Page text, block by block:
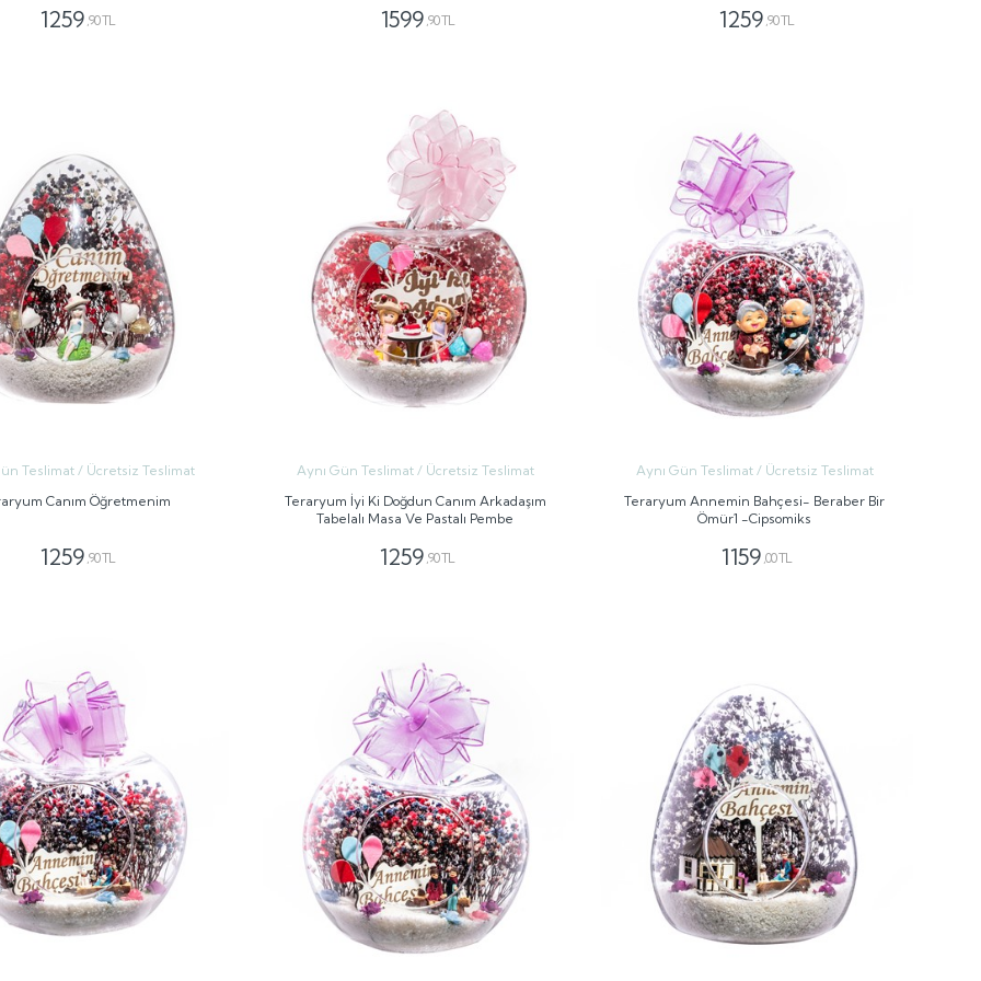
1259 ,90 TL 1599 ,90 TL 1259 ,90 TL
Teslimat / Ücretsiz Teslimat
Canım Öğretmenim
1259 ,90 TL
Aynı Gün Teslimat / Ücretsiz Teslimat
Teraryum İyi Ki Doğdun Canım Arkadaşım
Tabelalı Masa Ve Pastalı Pembe
1259 ,90 TL
Aynı Gün Teslimat / Ücretsiz Teslimat
Teraryum Annemin Bahçesi- Beraber Bir
Ömür1 -Cipsomiks
1159 ,00 TL